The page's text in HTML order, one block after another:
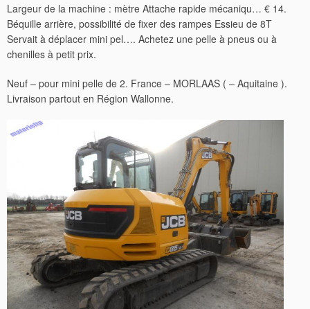
Largeur de la machine : mètre Attache rapide mécaniqu… € 14.
Béquille arrière, possibilité de fixer des rampes Essieu de 8T
Servait à déplacer mini pel…. Achetez une pelle à pneus ou à
chenilles à petit prix.
Neuf – pour mini pelle de 2. France – MORLAAS ( – Aquitaine ).
Livraison partout en Région Wallonne.